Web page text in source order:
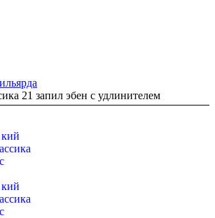
21 запил эбен с удлинителем